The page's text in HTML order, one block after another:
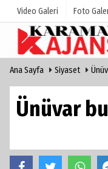
Video Galeri Foto
Ana Sayfa Siyaset
Ünüvar